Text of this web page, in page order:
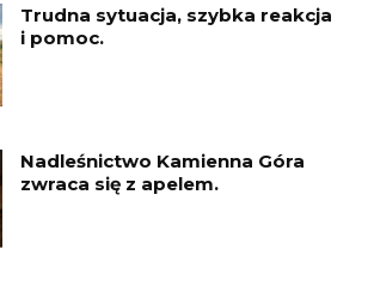
Trudna sytuacja, szybka reakcja
i pomoc.
Nadleśnictwo Kamienna Góra
zwraca się z apelem.